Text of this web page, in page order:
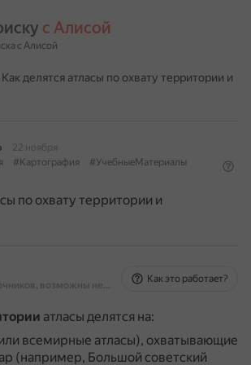
с Алисой
с Алисой
Как делятся атласы по охвату территории и
22 ноября
#Картография
#УчебныеМатериалы
по охвату территории и
На основе источников, возможны неточности
Как это работает?
атласы делятся на:
всемирные атласы), охватывающие
(например, Большой советский